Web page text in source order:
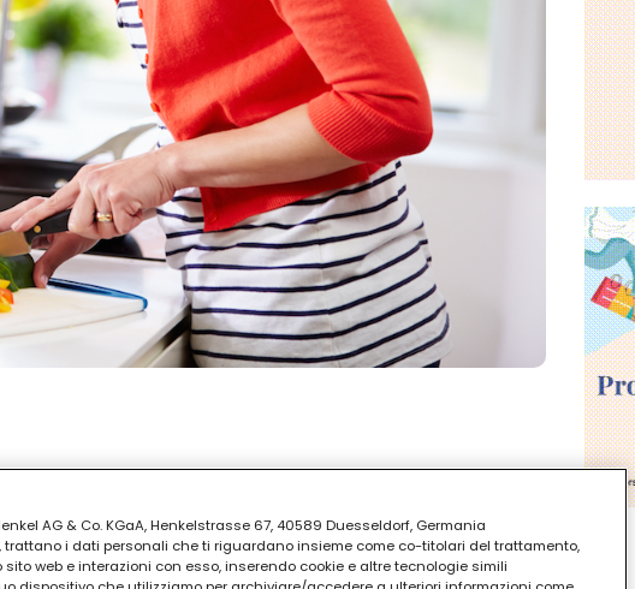
AG & Co. KGaA, Henkelstrasse 67, 40589 Duesseldorf, Germania
trattano i dati personali che ti riguardano insieme come co-titolari del trattamento,
web e interazioni con esso, inserendo cookie e altre tecnologie simili